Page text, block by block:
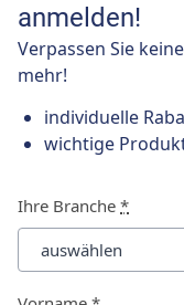
anmelden!
Verpassen Sie
mehr!
individuelle
wichtige
Ihre Branche *